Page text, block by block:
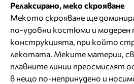
Релаксирано, меко скрояване
Мекото скрояване ще
по-удобни костюми и модерен
конструкцията, при който
лекотата. Меките материи,
плавните линии преосмислят
в нещо по-непринудено и